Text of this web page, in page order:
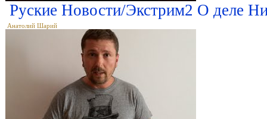
Руские Новости/Экстрим2 О деле
Анатолий Шарий